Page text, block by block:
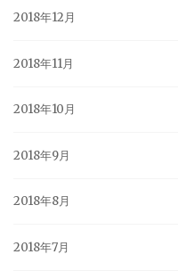
2018年12月
2018年11月
2018年10月
2018年9月
2018年8月
2018年7月